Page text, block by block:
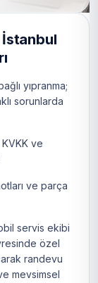
İstanbul
yıpranma;
sorunlarda
ve
ve parça
servis ekibi
özel
randevu
mevsimsel